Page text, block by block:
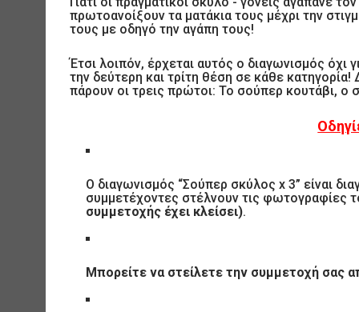
πρωτοανοίξουν τα ματάκια τους μέχρι την
τους με οδηγό την αγάπη τους!
Έτσι λοιπόν, έρχεται αυτός ο διαγωνισμός όχι
την δεύτερη και τρίτη θέση σε κάθε
πάρουν οι τρεις πρώτοι: Το σούπερ κουτάβι, ο
Ο διαγωνισμός “Σούπερ σκύλος x 3” είναι
συμμετέχοντες στέλνουν τις φωτογραφίες
συμμετοχής έχει κλείσει).
Μπορείτε να στείλετε την συμμετοχή σας